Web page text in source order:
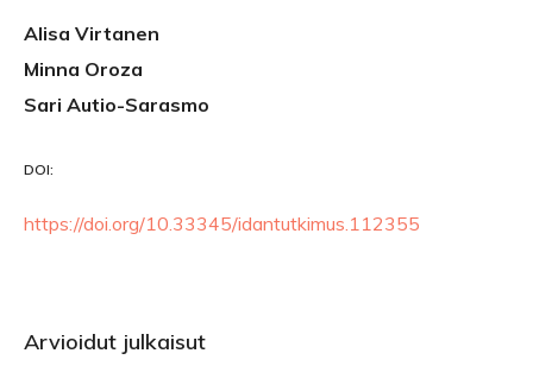
Alisa Virtanen
Minna Oroza
Sari Autio-Sarasmo
DOI:
https://doi.org/10.33345/idantutkimus.112355
Arvioidut julkaisut